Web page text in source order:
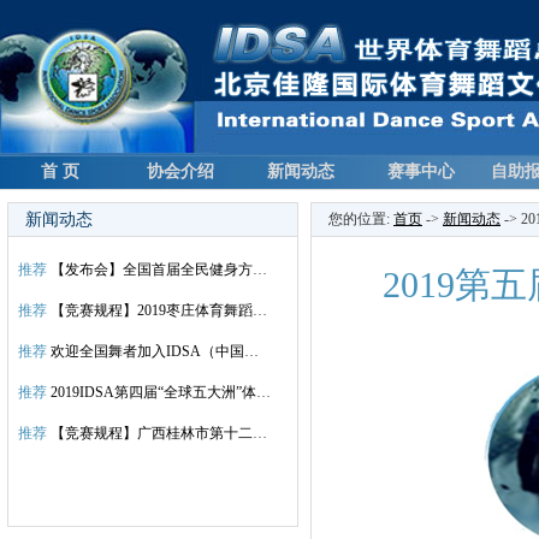
首 页 协会介绍 新闻动态 赛事中心 自助
新闻动态
推荐 【发布会】全国首届全民健身方块舞总决赛新闻发布会议程
推荐 【竞赛规程】2019枣庄体育舞蹈公开赛暨首届全民健身方块舞”山东枣庄”全国分站赛
推荐 欢迎全国舞者加入IDSA（中国）大家庭！
推荐 2019IDSA第四届“全球五大洲”体育国标舞蹈世界锦标赛总决赛竞赛规程
推荐 【竞赛规程】广西桂林市第十二届体育舞蹈锦标赛
您的位置: 首页 -> 新闻动态 ->
2019第